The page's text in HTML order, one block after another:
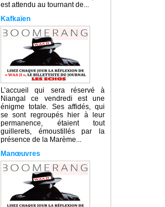
est attendu au tournant de...
Kafkaïen
L’accueil qui sera réservé à
Niangal ce vendredi est une
énigme totale. Ses affidés, qui
se sont regroupés hier à leur
permanence, étaient tout
guillerets, émoustillés par la
présence de la Marème...
Manœuvres